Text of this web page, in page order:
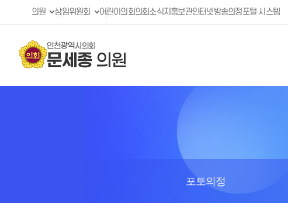
의원 상임위원회 어린이의회의회소식지 홍보관인터넷방송의정포털 시스템
인천광역시의회
문세종 의원
포토의정